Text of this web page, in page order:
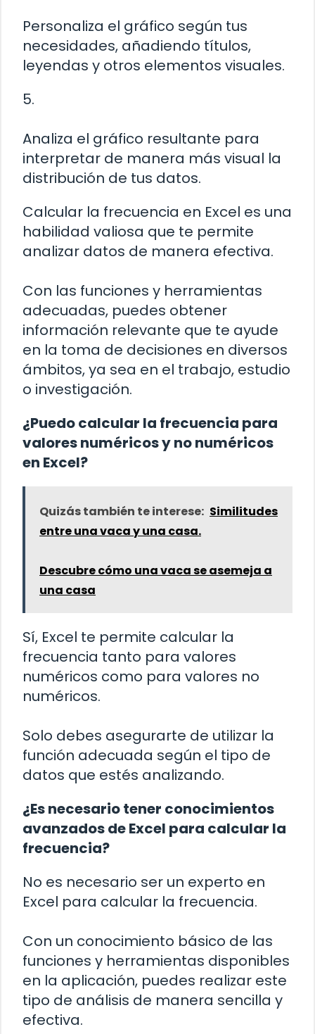
Personaliza el gráfico según tus
necesidades, añadiendo títulos,
leyendas y otros elementos visuales.
5.
Analiza el gráfico resultante para
interpretar de manera más visual la
distribución de tus datos.
Calcular la frecuencia en Excel es una
habilidad valiosa que te permite
analizar datos de manera efectiva.
Con las funciones y herramientas
adecuadas, puedes obtener
información relevante que te ayude
en la toma de decisiones en diversos
ámbitos, ya sea en el trabajo, estudio
o investigación.
¿Puedo calcular la frecuencia para
valores numéricos y no numéricos
en Excel?
Quizás también te interese: Similitudes
entre una vaca y una casa.
Descubre cómo una vaca se asemeja a
una casa
Sí, Excel te permite calcular la
frecuencia tanto para valores
numéricos como para valores no
numéricos.
Solo debes asegurarte de utilizar la
función adecuada según el tipo de
datos que estés analizando.
¿Es necesario tener conocimientos
avanzados de Excel para calcular la
frecuencia?
No es necesario ser un experto en
Excel para calcular la frecuencia.
Con un conocimiento básico de las
funciones y herramientas disponibles
en la aplicación, puedes realizar este
tipo de análisis de manera sencilla y
efectiva.